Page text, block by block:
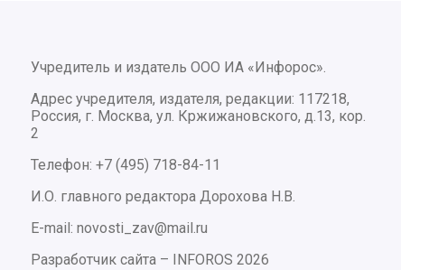
Учредитель и издатель ООО ИА «Инфорос».
Адрес учредителя, издателя, редакции: 117218,
Россия, г. Москва, ул. Кржижановского, д.13, кор.
2
Телефон: +7 (495) 718-84-11
И.О. главного редактора Дорохова Н.В.
E-mail: novosti_zav@mail.ru
Разработчик сайта –
INFOROS 2026